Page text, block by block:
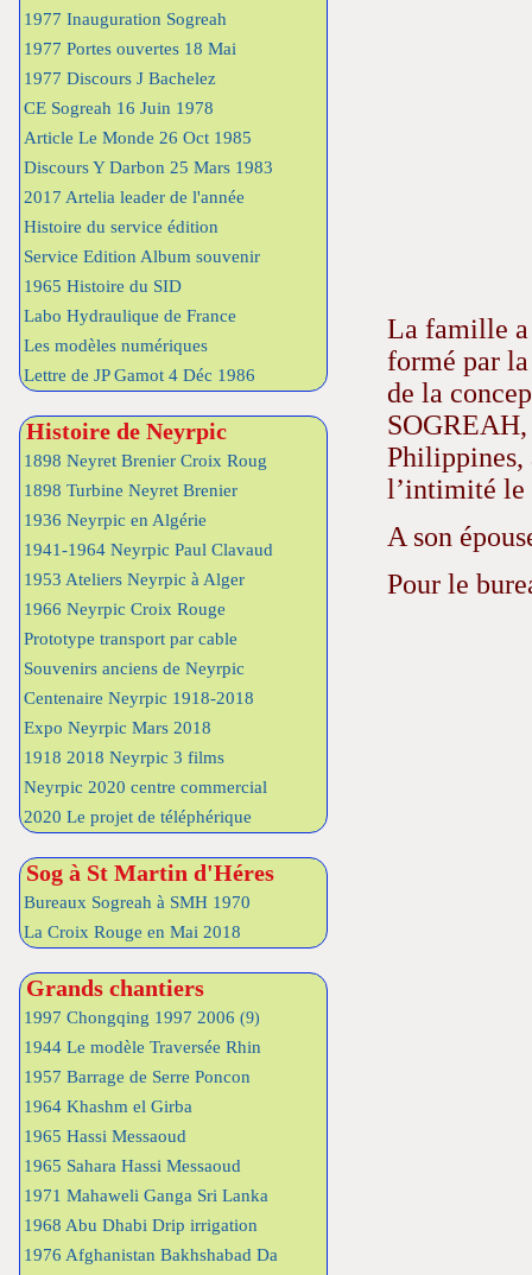
1977 Inauguration Sogreah
1977 Portes ouvertes 18 Mai
1977 Discours J Bachelez
CE Sogreah 16 Juin 1978
Article Le Monde 26 Oct 1985
Discours Y Darbon 25 Mars 1983
2017 Artelia leader de l'année
Histoire du service édition
Service Edition Album souvenir
1965 Histoire du SID
Labo Hydraulique de France
Les modèles numériques
Lettre de JP Gamot 4 Déc 1986
Histoire de Neyrpic
1898 Neyret Brenier Croix Roug
1898 Turbine Neyret Brenier
1936 Neyrpic en Algérie
1941-1964 Neyrpic Paul Clavaud
1953 Ateliers Neyrpic à Alger
1966 Neyrpic Croix Rouge
Prototype transport par cable
Souvenirs anciens de Neyrpic
Centenaire Neyrpic 1918-2018
Expo Neyrpic Mars 2018
1918 2018 Neyrpic 3 films
Neyrpic 2020 centre commercial
2020 Le projet de téléphérique
Sog à St Martin d'Héres
Bureaux Sogreah à SMH 1970
La Croix Rouge en Mai 2018
Grands chantiers
1997 Chongqing 1997 2006 (9)
1944 Le modèle Traversée Rhin
1957 Barrage de Serre Poncon
1964 Khashm el Girba
1965 Hassi Messaoud
1965 Sahara Hassi Messaoud
1971 Mahaweli Ganga Sri Lanka
1968 Abu Dhabi Drip irrigation
1976 Afghanistan Bakhshabad Da
La famille a
formé par
de la
Philippines,
l’intimité le
A son
Pour le